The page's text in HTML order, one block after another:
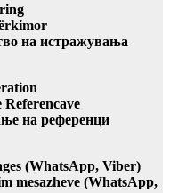
на истражувања
на референци
(WhatsApp, Viber)
mesazheve (WhatsApp,